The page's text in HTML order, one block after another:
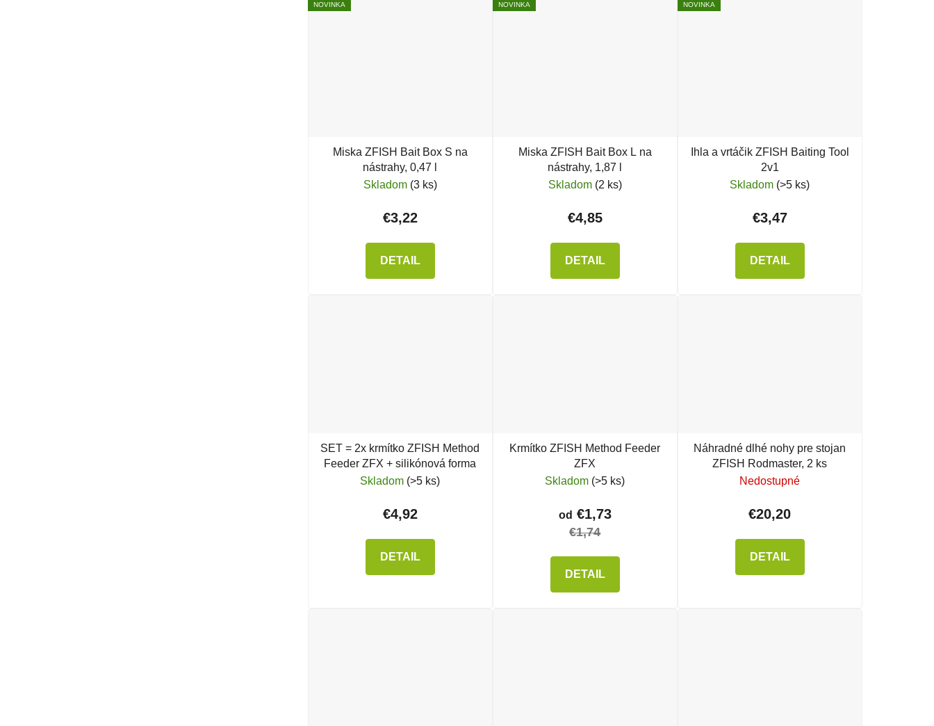
NOVINKA
Miska ZFISH Bait Box S na
nástrahy, 0,47 l
Skladom (3 ks)
€3,22
DETAIL
NOVINKA
Miska ZFISH Bait Box L na
nástrahy, 1,87 l
Skladom (2 ks)
€4,85
DETAIL
NOVINKA
Ihla a vrtáčik ZFISH Baiting Tool
2v1
Skladom (>5 ks)
€3,47
DETAIL
SET = 2x krmítko ZFISH Method
Feeder ZFX + silikónová forma
Skladom (>5 ks)
€4,92
DETAIL
Krmítko ZFISH Method Feeder
ZFX
Skladom (>5 ks)
od €1,73
€1,74
DETAIL
Náhradné dlhé nohy pre stojan
ZFISH Rodmaster, 2 ks
Nedostupné
€20,20
DETAIL